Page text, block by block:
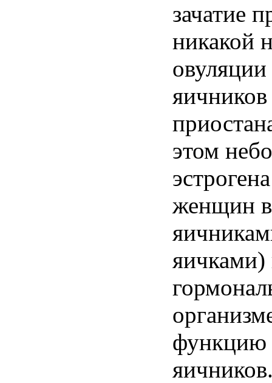
зачатие
никакой
овуляции
яичников
этом
эстрогена
женщин
яичками)
функцию
яичников